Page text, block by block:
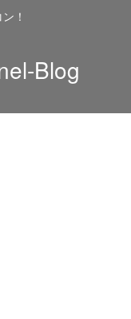
！
Blog